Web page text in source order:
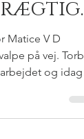
Matice V D